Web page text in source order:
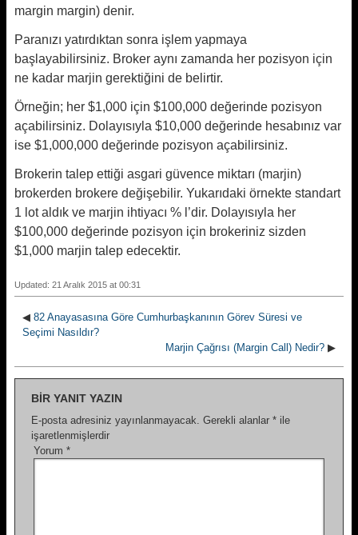
margin margin) denir.
Paranızı yatırdıktan sonra işlem yapmaya
başlayabilirsiniz. Broker aynı zamanda her pozisyon için
ne kadar marjin gerektiğini de belirtir.
Örneğin; her $1,000 için $100,000 değerinde pozisyon
açabilirsiniz. Dolayısıyla $10,000 değerinde hesabınız var
ise $1,000,000 değerinde pozisyon açabilirsiniz.
Brokerin talep ettiği asgari güvence miktarı (marjin)
brokerden brokere değişebilir. Yukarıdaki örnekte standart
1 lot aldık ve marjin ihtiyacı % l’dir. Dolayısıyla her
$100,000 değerinde pozisyon için brokeriniz sizden
$1,000 marjin talep edecektir.
Updated: 21 Aralık 2015 at 00:31
◀ 82 Anayasasına Göre Cumhurbaşkanının Görev Süresi ve
Seçimi Nasıldır?
Marjin Çağrısı (Margin Call) Nedir? ▶
BIR YANIT YAZIN
E-posta adresiniz yayınlanmayacak. Gerekli alanlar * ile
işaretlenmişlerdir
Yorum *